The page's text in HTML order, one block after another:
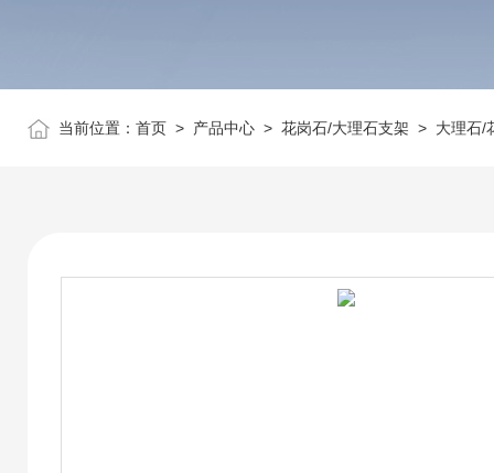
当前位置： 首页 > 产品中心 > 花岗石/大理石支架 > 大理石/